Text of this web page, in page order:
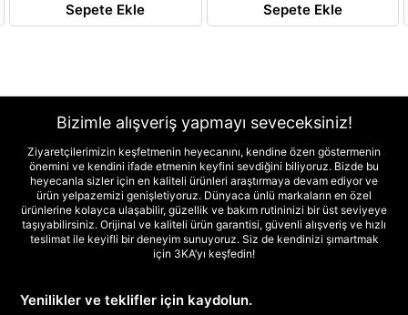
Sepete Ekle Sepete Ekle
Bizimle alışveriş yapmayı seveceksiniz!
Ziyaretçilerimizin keşfetmenin heyecanını, kendine özen göstermenin
önemini ve kendini ifade etmenin keyfini sevdiğini biliyoruz. Bizde bu
heyecanla sizler için en kaliteli ürünleri araştırmaya devam ediyor ve
ürün yelpazemizi genişletiyoruz. Dünyaca ünlü markaların en özel
ürünlerine kolayca ulaşabilir, güzellik ve bakım rutininizi bir üst seviyeye
taşıyabilirsiniz. Orijinal ve kaliteli ürün garantisi, güvenli alışveriş ve hızlı
teslimat ile keyifli bir deneyim sunuyoruz. Siz de kendinizi şımartmak
için 3KA’yı keşfedin!
Yenilikler ve teklifler için kaydolun.